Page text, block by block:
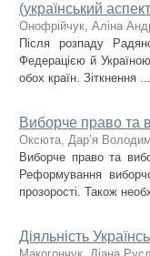
(український
Онофрійчук, Аліна
Після розпаду
Федерацією й
обох країн. Зіткнення ...
Виборче право та
Оксюта, Дар’я
Виборче право та
Реформування
прозорості. Також
Діяльність